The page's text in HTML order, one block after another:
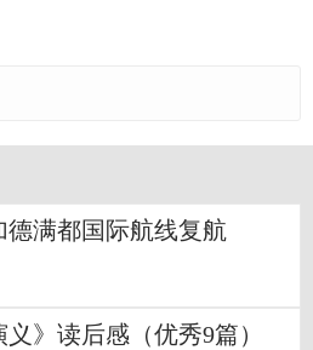
德满都国际航线复航
义》读后感（优秀9篇）